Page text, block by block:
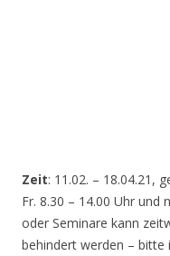
Zeit: 11.02. – 18.04.21,
Fr. 8.30 – 14.00 Uhr und
oder Seminare kann
behindert werden – bitte